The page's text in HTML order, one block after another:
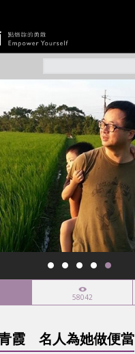
焦點企劃
社會企業
認識我們
58042
霞 名人為她做便當